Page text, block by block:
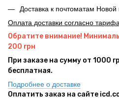
Доставка к почтоматам Новой
Оплата доставки согласно
Обратите внимание!
200 грн
При заказе на сумму от 1000
бесплатная.
Подробнее о доставке
Оплатить заказ на сайте